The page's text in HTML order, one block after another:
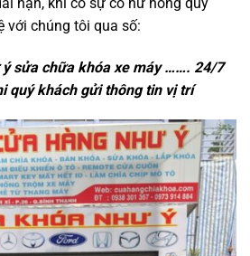
với chúng tôi qua số:
ý sửa chữa khóa xe máy ……. 24/7
quý khách gửi thông tin vị trí